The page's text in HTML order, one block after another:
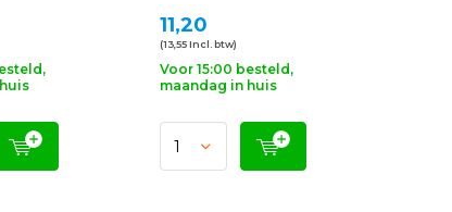
11,20
(13,55 Incl. btw)
Voor 15:00 besteld,
maandag in huis